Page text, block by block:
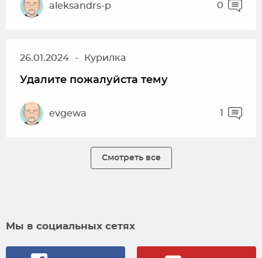
aleksandrs-p 0
26.01.2024 - Курилка
Удалите пожалуйста тему
evgewa 1
Смотреть все
Мы в социальных сетях